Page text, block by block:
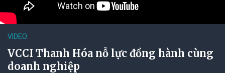
VIDEO
VCCI Thanh Hóa nỗ lực đồng hành cùng
doanh nghiệp